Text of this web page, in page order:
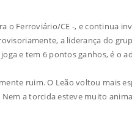
o Ferroviário/CE -, e continua
a liderança do
e tem 6 pontos ganhos, é o
ruim. O Leão voltou mais
a torcida esteve muito